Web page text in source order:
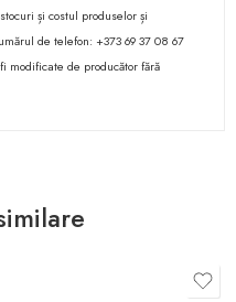
și costul produselor și
de telefon: +373 69 37 08 67
modificate de producător fără